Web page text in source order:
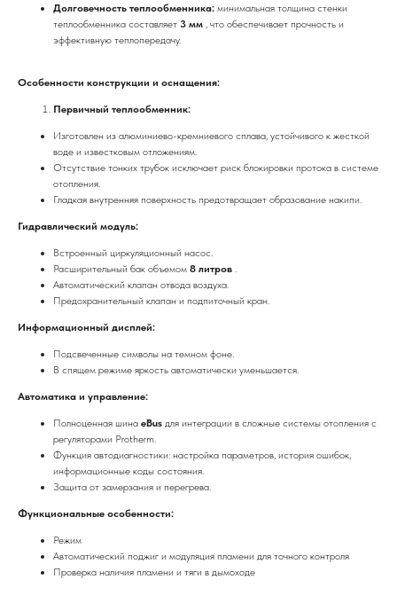
Долговечность теплообменника: минимальная толщина стенки
теплообменника составляет 3 мм , что обеспечивает прочность и
эффективную теплопередачу.
Особенности конструкции и оснащения:
Первичный теплообменник:
Изготовлен из алюминиево-кремниевого сплава, устойчивого к жесткой
воде и известковым отложениям.
Отсутствие тонких трубок исключает риск блокировки протока в системе
отопления.
Гладкая внутренняя поверхность предотвращает образование накипи.
Гидравлический модуль:
Встроенный циркуляционный насос.
Расширительный бак объемом 8 литров .
Автоматический клапан отвода воздуха.
Предохранительный клапан и подпиточный кран.
Информационный дисплей:
Подсвеченные символы на темном фоне.
В спящем режиме яркость автоматически уменьшается.
Автоматика и управление:
Полноценная шина eBus для интеграции в сложные системы отопления с
регуляторами Protherm.
Функция автодиагностики: настройка параметров, история ошибок,
информационные коды состояния.
Защита от замерзания и перегрева.
Функциональные особенности:
Режим
Автоматический поджиг и модуляция пламени для точного контроля
Проверка наличия пламени и тяги в дымоходе